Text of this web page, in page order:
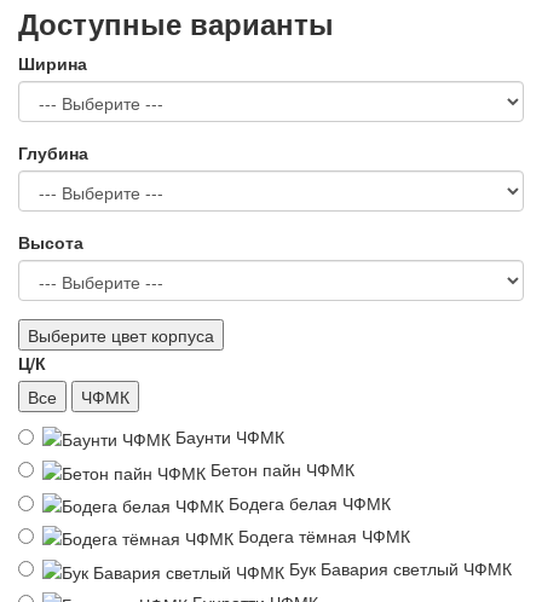
Доступные варианты
Ширина
Глубина
Высота
Выберите цвет корпуса
Ц/К
Все
ЧФМК
Баунти ЧФМК
Бетон пайн ЧФМК
Бодега белая ЧФМК
Бодега тёмная ЧФМК
Бук Бавария светлый ЧФМК